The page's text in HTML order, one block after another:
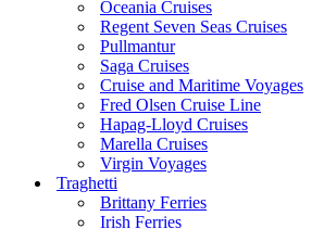
Oceania Cruises
Regent Seven Seas Cruises
Pullmantur
Saga Cruises
Cruise and Maritime Voyages
Fred Olsen Cruise Line
Hapag-Lloyd Cruises
Marella Cruises
Virgin Voyages
Traghetti
Brittany Ferries
Irish Ferries